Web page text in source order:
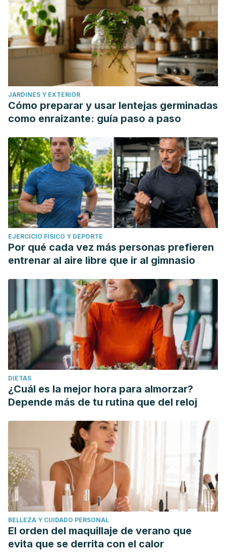
JARDINES Y EXTERIOR
Cómo preparar y usar lentejas germinadas
como enraizante: guía paso a paso
EJERCICIO FÍSICO Y DEPORTE
Por qué cada vez más personas prefieren
entrenar al aire libre que ir al gimnasio
DIETAS
¿Cuál es la mejor hora para almorzar?
Depende más de tu rutina que del reloj
BELLEZA Y CUIDADO PERSONAL
El orden del maquillaje de verano que
evita que se derrita con el calor